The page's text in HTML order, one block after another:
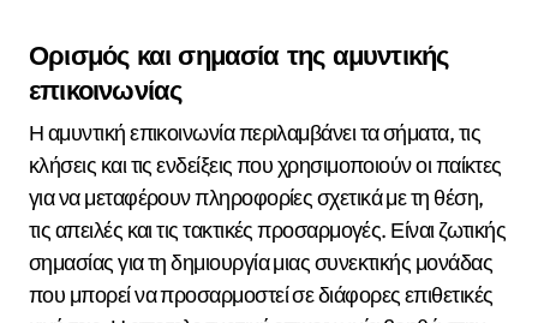
Ορισμός και σημασία της αμυντικής
επικοινωνίας
Η αμυντική επικοινωνία περιλαμβάνει τα σήματα, τις
κλήσεις και τις ενδείξεις που χρησιμοποιούν οι παίκτες
για να μεταφέρουν πληροφορίες σχετικά με τη θέση,
τις απειλές και τις τακτικές προσαρμογές. Είναι ζωτικής
σημασίας για τη δημιουργία μιας συνεκτικής μονάδας
που μπορεί να προσαρμοστεί σε διάφορες επιθετικές